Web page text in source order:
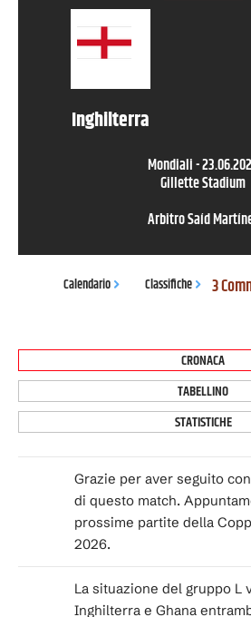
Inghilterra
Mondiali-
Gillette Stadium
ArbitroSaíd
Calendario Classifiche 3
CRONACA
TABELLINO
STATISTICHE
Grazie per aver seguito
di questo match.
prossime partite della
2026.
La situazione del gruppo L
Inghilterra e Ghana